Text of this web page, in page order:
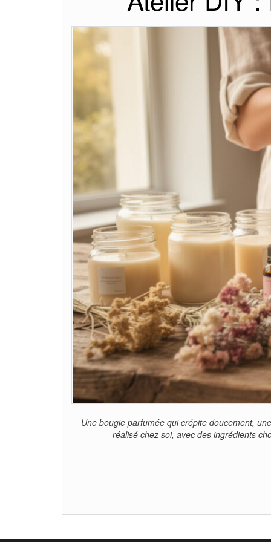
Une bougie parfumée qui crépite doucement,
réalisé chez soi, avec des ingrédients